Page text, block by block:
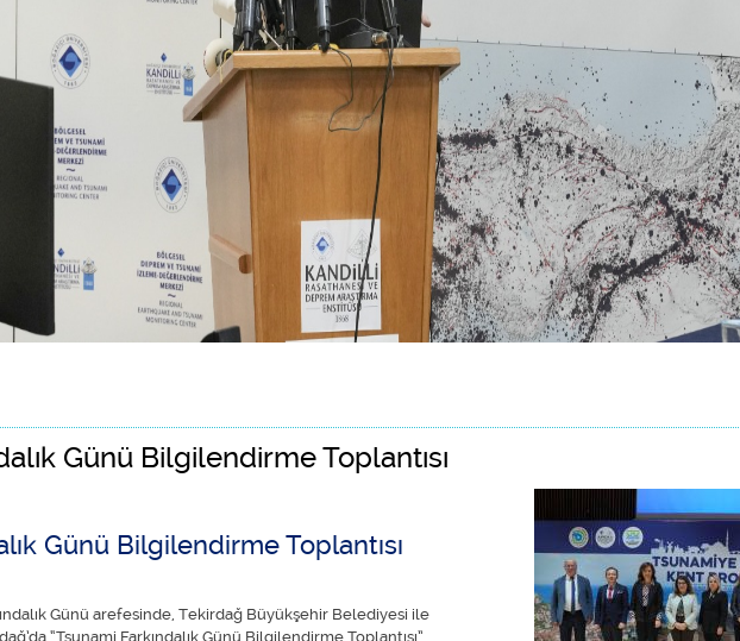
geçirilen Deprem Erken Uyarı Sistemi basına tanıtıldı hakkında
Günü Bilgilendirme Toplantısı
Günü Bilgilendirme Toplantısı
Günü arefesinde, Tekirdağ Büyükşehir Belediyesi ile
“Tsunami Farkındalık Günü Bilgilendirme Toplantısı”